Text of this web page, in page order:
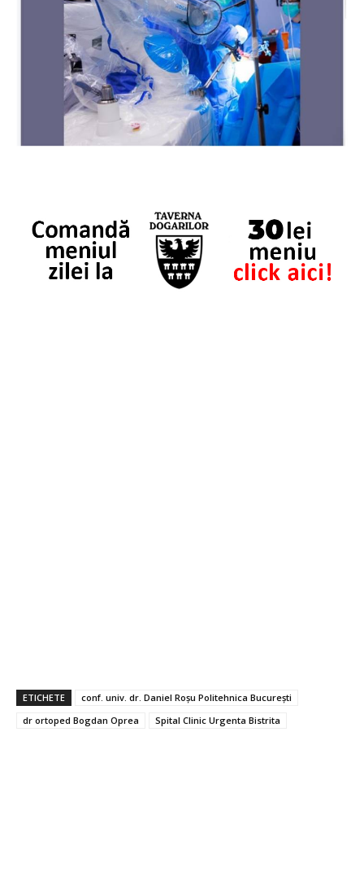
ETICHETE
conf. univ. dr. Daniel Roșu Politehnica București
dr ortoped Bogdan Oprea
Spital Clinic Urgenta Bistrita